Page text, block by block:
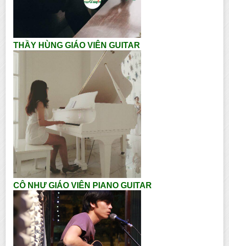
THẦY HÙNG GIÁO VIÊN GUITAR
CÔ NHƯ GIÁO VIÊN PIANO GUITAR